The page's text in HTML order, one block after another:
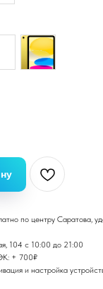
по центру Саратова,
104 с 10:00 до 21:00
+ 700₽
и настройка